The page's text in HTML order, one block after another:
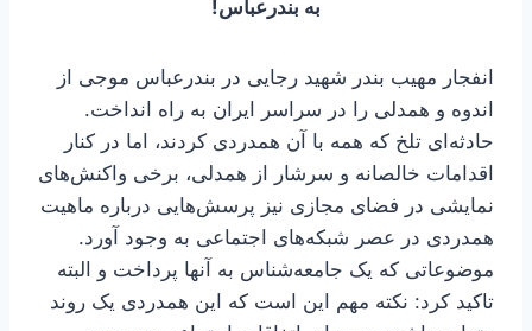
به بندرعباس!
انفجار مهیب بندر شهید رجایی در بندرعباس موجی از
اندوه و همدلی را در سراسر ایران به راه انداخت.
حادثه‌ای تلخ که همه با آن همدردی کردند، اما در کنار
اقدامات خالصانه و سرشار از همدلی، برخی واکنش‌های
نمایشی در فضای مجازی نیز پرسش‌هایی درباره ماهیت
همدردی در عصر شبکه‌های اجتماعی به وجود آورد.
موضوعاتی که یک جامعه‌شناس به آنها پرداخت و البته
تاکید کرد: نکته مهم این است که این همدردی یک روند